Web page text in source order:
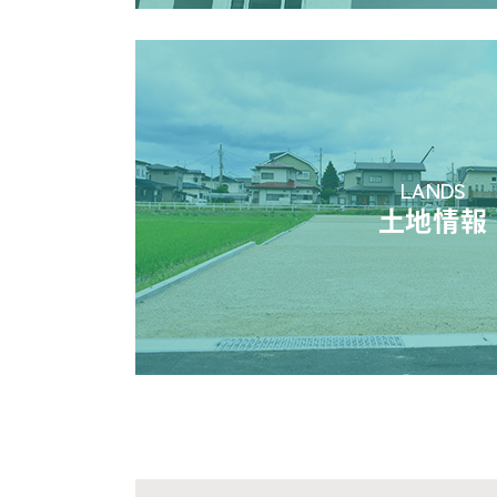
LANDS
土地情報